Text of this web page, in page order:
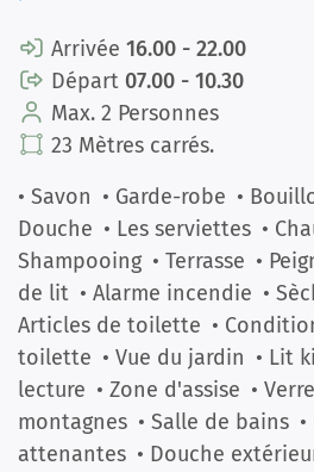
Arrivée 16.00 - 22.00
Départ 07.00 - 10.30
Max. 2 Personnes
23 Mètres carrés.
• Savon • Garde-robe •
Douche • Les serviettes •
Shampooing • Terrasse •
de lit • Alarme incendie •
Articles de toilette •
toilette • Vue du jardin • Lit
lecture • Zone d'assise •
montagnes • Salle de bains
attenantes • Douche